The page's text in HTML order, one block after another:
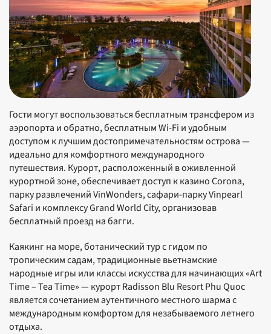
Гости могут воспользоваться бесплатным трансфером из
аэропорта и обратно, бесплатным Wi-Fi и удобным
доступом к лучшим достопримечательностям острова —
идеально для комфортного международного
путешествия. Курорт, расположенный в оживленной
курортной зоне, обеспечивает доступ к казино Corona,
парку развлечений VinWonders, сафари-парку Vinpearl
Safari и комплексу Grand World City, организовав
бесплатный проезд на багги.
Каякинг на море, ботанический тур с гидом по
тропическим садам, традиционные вьетнамские
народные игры или классы искусства для начинающих «Art
Time – Tea Time» — курорт Radisson Blu Resort Phu Quoc
является сочетанием аутентичного местного шарма с
международным комфортом для незабываемого летнего
отдыха.